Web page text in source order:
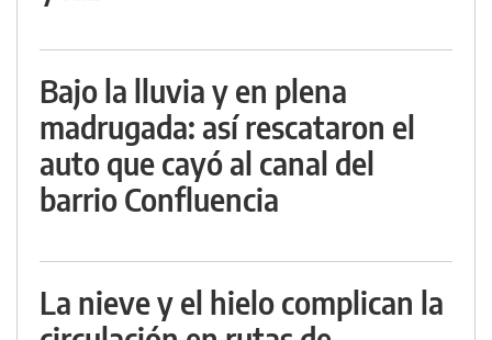
Bajo la lluvia y en plena
madrugada: así rescataron el
auto que cayó al canal del
barrio Confluencia
La nieve y el hielo complican la